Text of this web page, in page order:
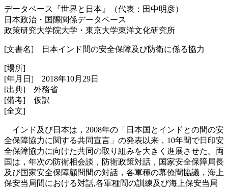
データベース『世界と日本』（代表：田中明彦）
日本政治・国際関係データベース
政策研究大学院大学・東京大学東洋文化研究所
[文書名] 日本インド間の安全保障及び防衛に係る協力
[場所]
[年月日] 2018年10月29日
[出典] 外務省
[備考] 仮訳
[全文]
インド及び日本は，2008年の「日本国とインドとの間の安
全保障協力に関する共同宣言」の発表以来，10年間で日印安
全保障協力に向けた共同の取り組みを大きく進展させた。両
国は，年次の防衛相会談，防衛政策対話，国家安全保障局長
及び国家安全保障顧問間の対話，各軍種の幕僚間協議，海上
保安当局間における対話,各軍種間の訓練及び海上保安当局